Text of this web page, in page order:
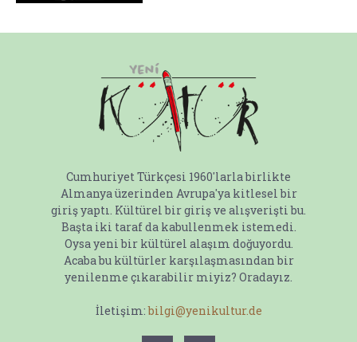
Cumhuriyet Türkçesi 1960'larla birlikte
Almanya üzerinden Avrupa'ya kitlesel bir
giriş yaptı. Kültürel bir giriş ve alışverişti bu.
Başta iki taraf da kabullenmek istemedi.
Oysa yeni bir kültürel alaşım doğuyordu.
Acaba bu kültürler karşılaşmasından bir
yenilenme çıkarabilir miyiz? Oradayız.
İletişim:bilgi@yenikultur.de